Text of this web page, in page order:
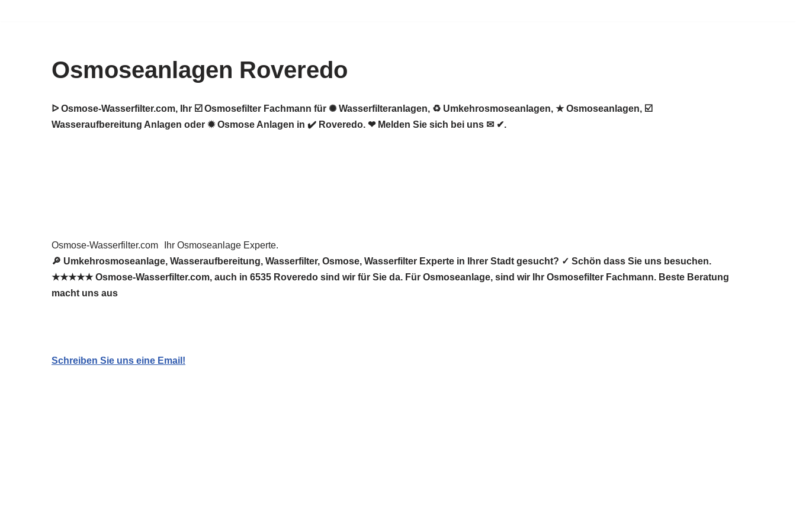
Osmoseanlagen Roveredo
ᐅ Osmose-Wasserfilter.com, Ihr ☑️ Osmosefilter Fachmann für ✺ Wasserfilteranlagen, ♻ Umkehrosmoseanlagen, ★ Osmoseanlagen, ☑️
Wasseraufbereitung Anlagen oder ✹ Osmose Anlagen in ✔️ Roveredo. ❤ Melden Sie sich bei uns ✉ ✔.
Osmose-Wasserfilter.com
Ihr Osmoseanlage Experte.
🔎 Umkehrosmoseanlage, Wasseraufbereitung, Wasserfilter, Osmose, Wasserfilter Experte in Ihrer Stadt gesucht? ✓ Schön dass Sie uns besuchen.
★★★★★ Osmose-Wasserfilter.com, auch in 6535 Roveredo sind wir für Sie da. Für Osmoseanlage, sind wir Ihr Osmosefilter Fachmann. Beste Beratung
macht uns aus
Schreiben Sie uns eine Email!